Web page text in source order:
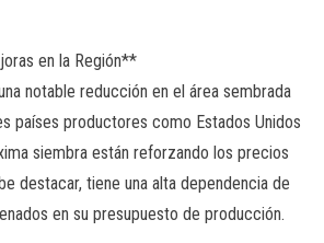
en la Región**
notable reducción en el área sembrada
países productores como Estados Unidos
siembra están reforzando los precios
destacar, tiene una alta dependencia de
en su presupuesto de producción.